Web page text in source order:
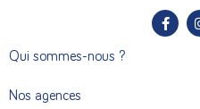
Qui sommes-nous ?
Nos agences